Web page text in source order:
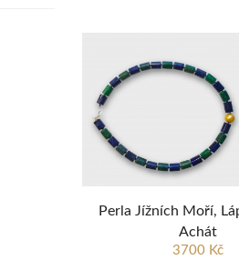
Perla Jížních Moří,
Achát
3700 Kč